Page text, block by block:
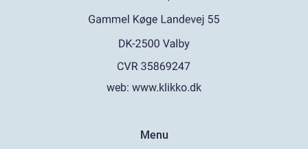
web: www.klikko.dk
Menu